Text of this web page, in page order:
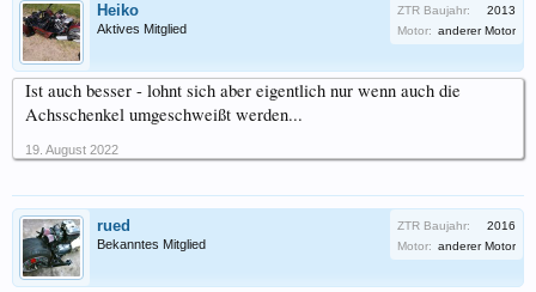
Heiko
Aktives Mitglied
ZTR Baujahr:
2013
Motor: anderer Motor
Ist auch besser - lohnt sich aber eigentlich nur wenn auch die
Achsschenkel umgeschweißt werden...
19. August 2022
rued
Bekanntes Mitglied
ZTR Baujahr:
2016
Motor: anderer Motor